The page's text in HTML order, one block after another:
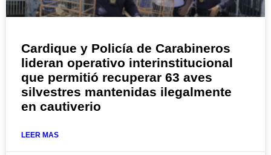
Cardique y Policía de Carabineros
lideran operativo interinstitucional
que permitió recuperar 63 aves
silvestres mantenidas ilegalmente
en cautiverio
LEER MAS